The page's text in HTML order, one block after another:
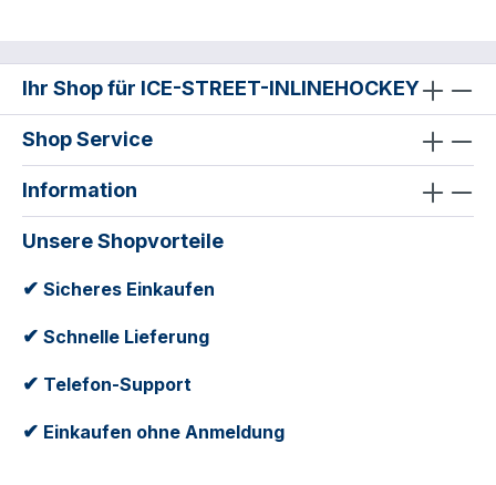
Ihr Shop für ICE-STREET-INLINEHOCKEY
Shop Service
Information
Unsere Shopvorteile
✔ Sicheres Einkaufen
✔ Schnelle Lieferung
✔ Telefon-Support
✔ Einkaufen ohne Anmeldung